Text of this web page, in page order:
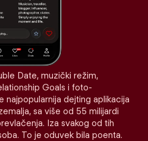
Date, muzički režim,
Goals i foto-
najpopularnija dejting aplikacija
sa više od 55 milijardi
Iza svakog od tih
To je oduvek bila poenta.